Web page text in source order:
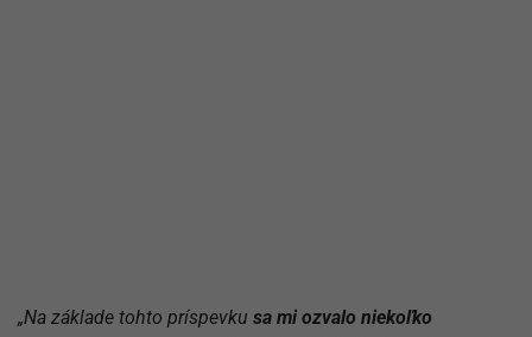
„Na základe tohto príspevku sa mi ozvalo niekoľko